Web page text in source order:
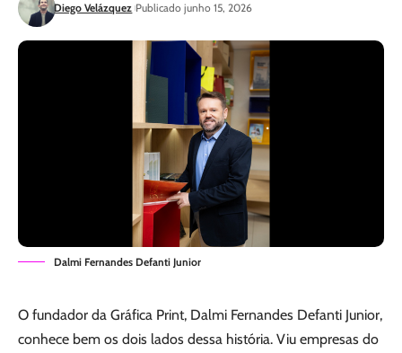
Diego Velázquez Publicado junho 15, 2026
Dalmi Fernandes Defanti Junior
O fundador da Gráfica Print, Dalmi Fernandes Defanti Junior,
conhece bem os dois lados dessa história. Viu empresas do